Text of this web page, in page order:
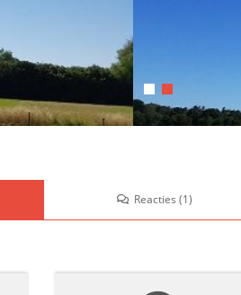
Reacties(1)